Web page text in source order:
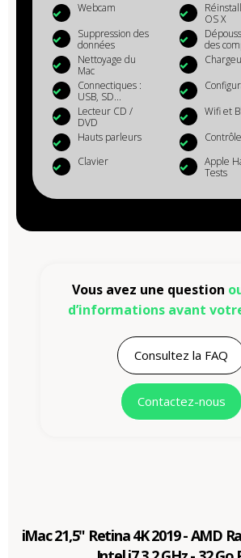
Webcam
OS X
Suppression des
données
des
Nettoyage du
Mac
Connectiques :
USB, SD...
Lecteur CD /
DVD
Wifi et
Hauts parleurs
Clavier
Apple
Tests
Vous avez une question
d’informations avant
Consultez la FAQ
Contactez-nous
iMac 21,5" Retina 4K 2019 - AMD